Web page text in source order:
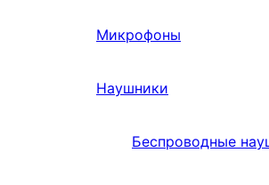
Микрофоны
Наушники
Беспроводные